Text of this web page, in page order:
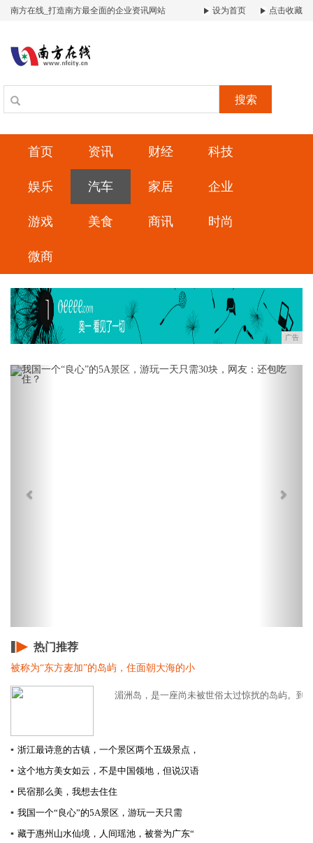
南方在线_打造南方最全面的企业资讯网站 设为首页 点击收藏
搜索
首页 资讯 财经 科技
娱乐 汽车 家居 企业
游戏 美食 商讯 时尚
微商
广告
Previous Next
热门推荐
被称为“东方麦加”的岛屿，住面朝大海的小
湄洲岛，是一座尚未被世俗太过惊扰的岛屿。到
▪ 浙江最诗意的古镇，一个景区两个五级景点，
▪ 这个地方美女如云，不是中国领地，但说汉语
▪ 民宿那么美，我想去住住
▪ 我国一个“良心”的5A景区，游玩一天只需
▪ 藏于惠州山水仙境，人间瑶池，被誉为广东“